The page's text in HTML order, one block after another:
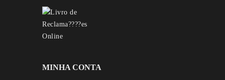
MINHA CONTA